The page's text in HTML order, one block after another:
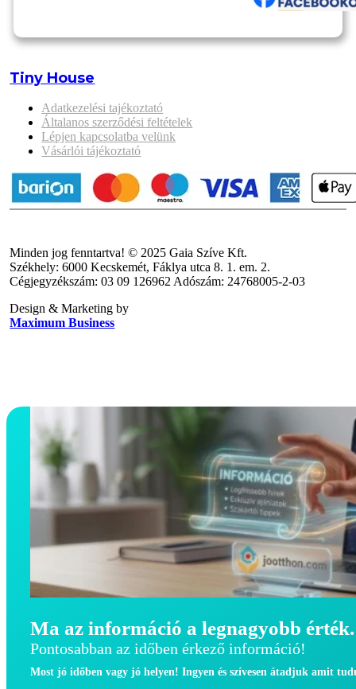
Tiny House
Adatkezelési tajékoztató
Általanos szerződési feltételek
Lépjen kapcsolatba velünk
Vásárlói tájékoztató
Minden jog fenntartva! © 2025 Gaia Szíve Kft.
Székhely: 6000 Kecskemét, Fáklya utca 8. 1. em. 2.
Cégjegyzékszám: 03 09 126962 Adószám: 24768005-2-03
Design & Marketing by
Maximum Business
Ma az információ a legnagyobb érték.
Pontosabban az időben érkező információ!
Most jó időben vagy jó helyen! Ingyen és szívesen átadjuk amit